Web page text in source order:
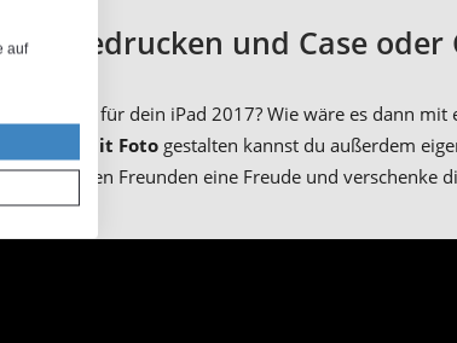
bedrucken und Case
Schutz für dein iPad 2017? Wie wäre es dann
Hülle mit Foto gestalten kannst du außerdem
jetzt deinen Freunden eine Freude und verschenke
auf